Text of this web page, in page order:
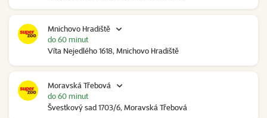
Mnichovo Hradiště
Víta Nejedlého 1618, Mnichovo Hradiště
do 60 minut
Moravská Třebová
Švestkový sad 1703/6, Moravská Třebová
do 60 minut